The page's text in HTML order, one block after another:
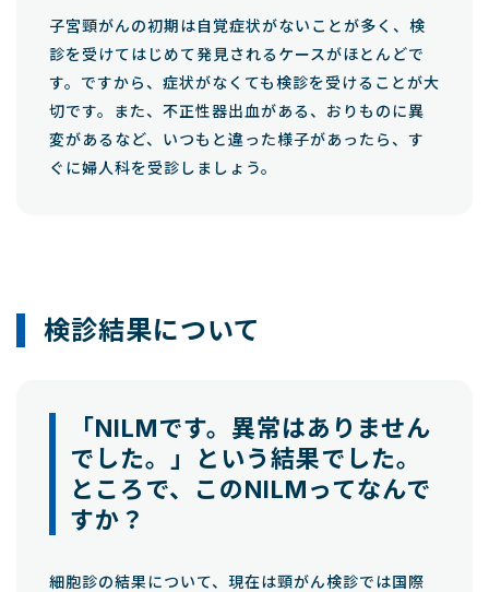
子宮頸がんの初期は自覚症状がないことが多く、検
診を受けてはじめて発見されるケースがほとんどで
す。ですから、症状がなくても検診を受けることが大
切です。また、不正性器出血がある、おりものに異
変があるなど、いつもと違った様子があったら、す
ぐに婦人科を受診しましょう。
検診結果について
「NILMです。異常はありません
でした。」という結果でした。
ところで、このNILMってなんで
すか？
細胞診の結果について、現在は頸がん検診では国際